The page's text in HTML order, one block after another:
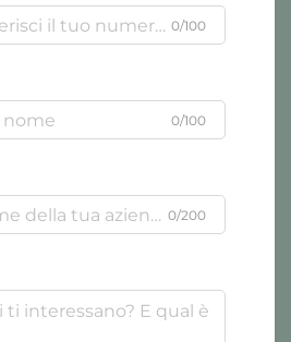
0/100
0/100
0/200